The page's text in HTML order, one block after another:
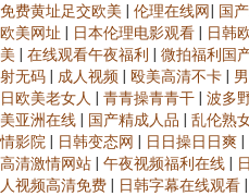
免费黄址足交欧美 | 伦理在线网| 国
欧美网址 | 日本伦理电影观看 | 日韩
美 | 在线观看午夜福利 | 微拍福利国
射无码 | 成人视频 | 殴美高清不卡 |
日欧美老女人 | 青青操青青干 | 波多
美亚洲在线 | 国产精成人品 | 乱伦熟
情影院 | 日韩变态网 | 日日操日日爽 |
高清激情网站 | 午夜视频福利在线 |
人视频高清免费 | 日韩字幕在线观看 |